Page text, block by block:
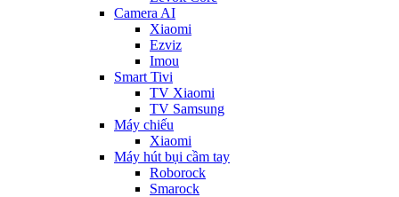
Camera AI
Xiaomi
Ezviz
Imou
Smart Tivi
TV Xiaomi
TV Samsung
Máy chiếu
Xiaomi
Máy hút bụi cầm tay
Roborock
Smarock